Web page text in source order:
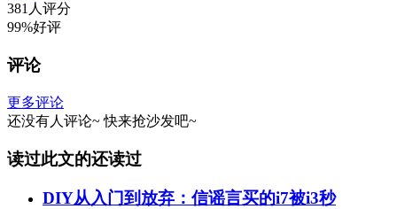
381人评分
99%好评
评论
更多评论
还没有人评论~ 快来抢沙发吧~
读过此文的还读过
DIY从入门到放弃：信谣言买的i7被i3秒